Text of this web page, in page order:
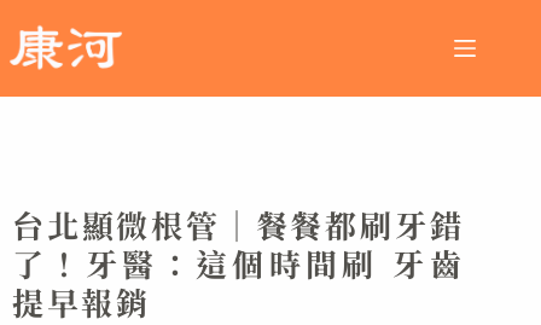
台北顯微根管│餐餐都刷牙錯
了！牙醫：這個時間刷 牙齒
提早報銷